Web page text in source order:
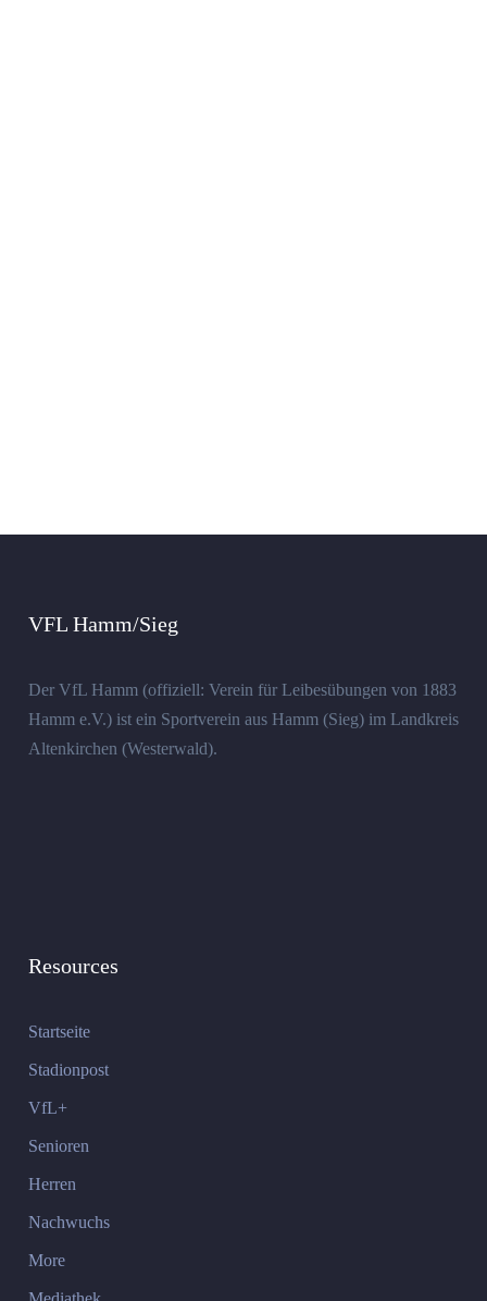
VFL Hamm/Sieg
Der VfL Hamm (offiziell: Verein für Leibesübungen von 1883
Hamm e.V.) ist ein Sportverein aus Hamm (Sieg) im Landkreis
Altenkirchen (Westerwald).
Resources
Startseite
Stadionpost
VfL+
Senioren
Herren
Nachwuchs
More